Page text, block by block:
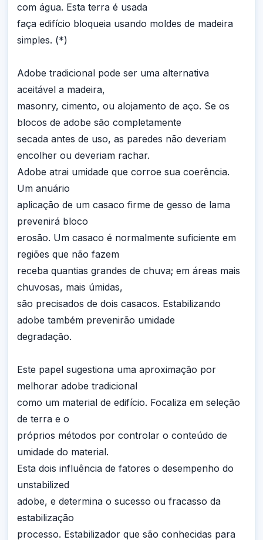
com água. Esta terra é usada
faça edifício bloqueia usando moldes de madeira
simples. (*)
Adobe tradicional pode ser uma alternativa
aceitável a madeira,
masonry, cimento, ou alojamento de aço. Se os
blocos de adobe são completamente
secada antes de uso, as paredes não deveriam
encolher ou deveriam rachar.
Adobe atrai umidade que corroe sua coerência.
Um anuário
aplicação de um casaco firme de gesso de lama
prevenirá bloco
erosão. Um casaco é normalmente suficiente em
regiões que não fazem
receba quantias grandes de chuva; em áreas mais
chuvosas, mais úmidas,
são precisados de dois casacos. Estabilizando
adobe também prevenirão umidade
degradação.
Este papel sugestiona uma aproximação por
melhorar adobe tradicional
como um material de edifício. Focaliza em seleção
de terra e o
próprios métodos por controlar o conteúdo de
umidade do material.
Esta dois influência de fatores o desempenho do
unstabilized
adobe, e determina o sucesso ou fracasso da
estabilização
processo. Estabilizador que são conhecidas para